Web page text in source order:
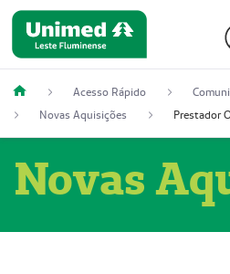
Acesso Rápido
Novas Aquisições
Novas